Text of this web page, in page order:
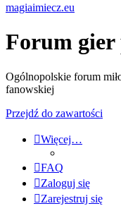
magiaimiecz.eu
Forum gier
Ogólnopolskie forum
fanowskiej
Przejdź do zawartości
Więcej…
FAQ
Zaloguj się
Zarejestruj się